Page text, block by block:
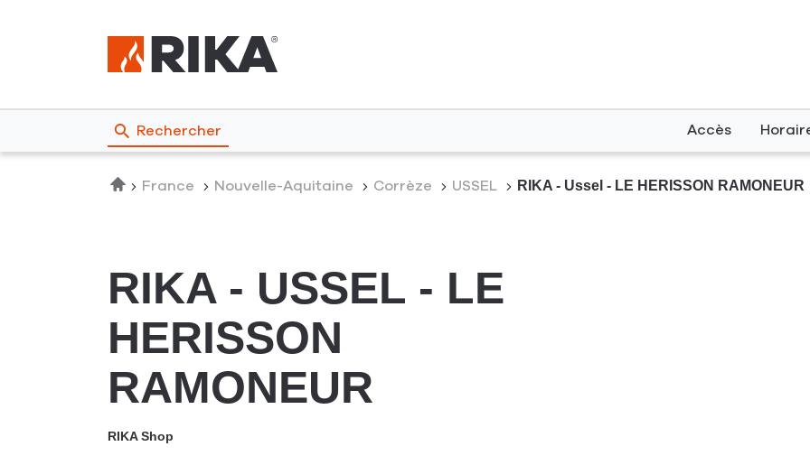
Rechercher Accès
AccueilFrance Nouvelle-Aquitaine Corrèze USSEL RIKA - Ussel - LE HERISSON RAMONEUR
RIKA - USSEL - LE
HERISSON
RAMONEUR
RIKA Shop